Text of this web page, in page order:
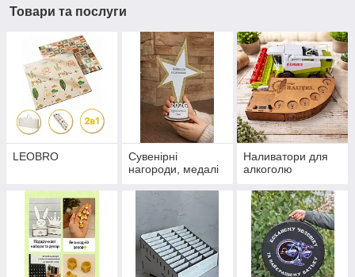
Товари та послуги
LEOBRO
Сувенірні
нагороди, медалі
Наливатори для
алкоголю